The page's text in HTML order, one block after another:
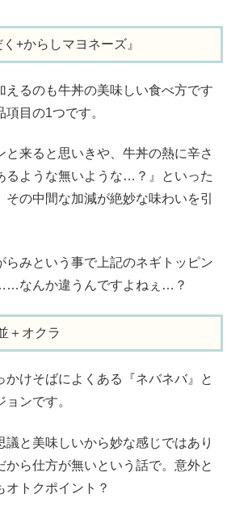
+からしマヨネーズ』
えるのも牛丼の美味しい食べ方です
目の1つです。
と来ると思いきや、牛丼の熱に辛さ
るような無いような…？』といった
の中間な加減が絶妙な味わいを引
らみという事で上記のネギトッピン
なんか違うんですよねぇ…？
＋オクラ
かけそばによくある『ネバネバ』と
ンです。
議と美味しいから妙な感じではあり
から仕方が無いという話で。意外と
オトクポイント？